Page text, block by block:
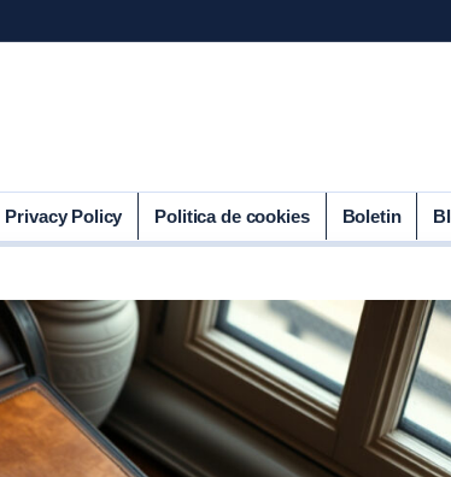
Privacy Policy Politica de cookies Boletin